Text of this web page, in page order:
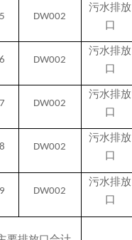
5 DW002
污水排放
口
6 DW002
污水排放
口
7 DW002
污水排放
口
8 DW002
污水排放
口
9 DW002
污水排放
口